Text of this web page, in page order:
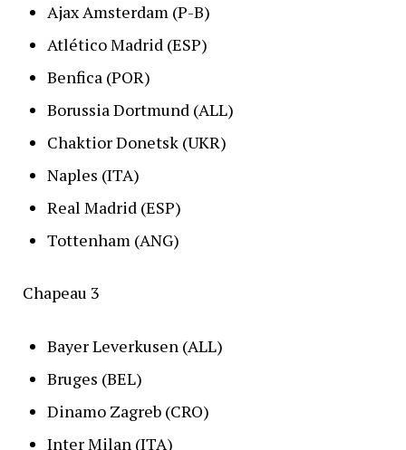
Ajax Amsterdam (P-B)
Atlético Madrid (ESP)
Benfica (POR)
Borussia Dortmund (ALL)
Chaktior Donetsk (UKR)
Naples (ITA)
Real Madrid (ESP)
Tottenham (ANG)
Chapeau 3
Bayer Leverkusen (ALL)
Bruges (BEL)
Dinamo Zagreb (CRO)
Inter Milan (ITA)